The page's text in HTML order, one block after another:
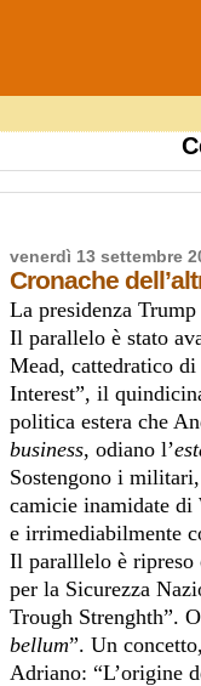
venerdì 13 settembre
Cronache
La presidenza
Il parallelo è stato
Mead, cattedratico
Interest”, il
politica estera che
business, odiano l’
Sostengono i
camicie inamidate di
e irrimediabilmente
Il paralllelo è ripreso
per la Sicurezza
Trough Strenghth”.
bellum”. Un
Adriano: “L’origine